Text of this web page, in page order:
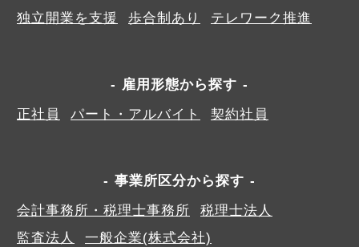
独立開業を支援
歩合制あり テレワーク推進
雇用形態から探す
正社員
パート・アルバイト 契約社員
事業所区分から探す
会計事務所・税理士事務所
税理士法人
監査法人
一般企業(株式会社)